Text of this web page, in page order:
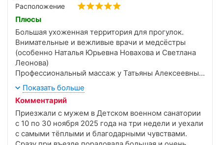
Расположение
Плюсы
Большая ухоженная территория для прогулок.
Внимательные и вежливые врачи и медсёстры
(особенно Наталья Юрьевна Новахова и Светлана
Леонова)
Профессиональный массаж у Татьяны Алексеевны
Молдавановой.
Хорошее заказное питание, разнообразное.
Ежедневная уборка в номере.
Показать больше
Комментарий
Приезжали с мужем в Детском военном санатории
с 10 по 30 ноября 2025 года на три недели и уехали
с самыми тёплыми и благодарными чувствами.